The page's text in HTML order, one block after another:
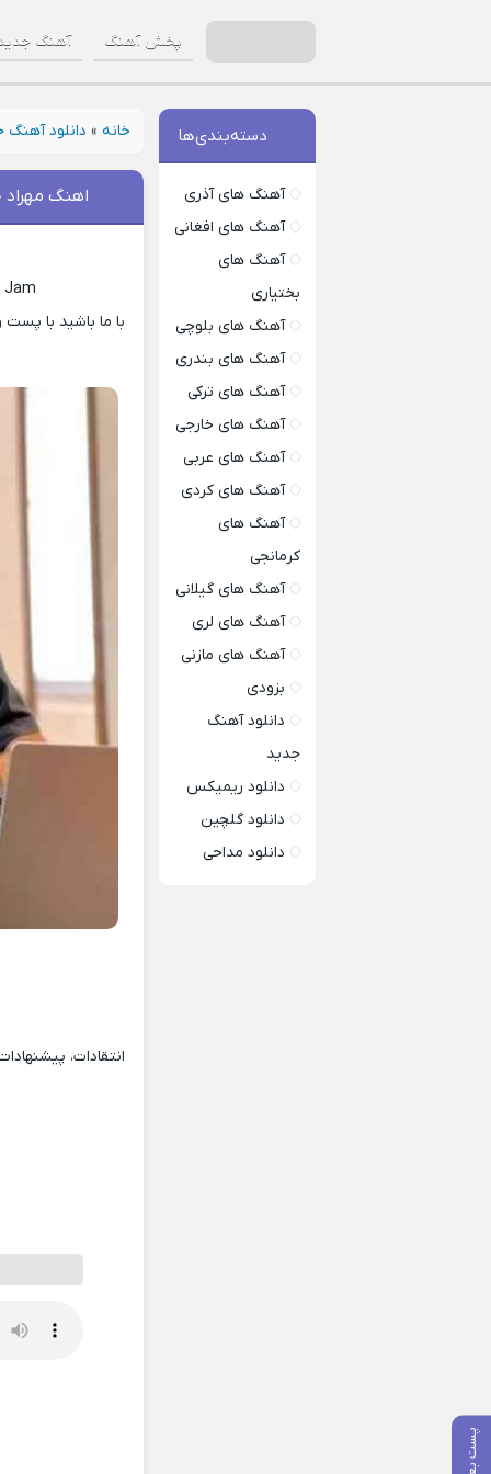
پخش آهنگ آهنگ
خانه » دانلود آهنگ
اهنگ
Jam
انتقادات،
دسته‌بندی‌ها
آهنگ های آذری
آهنگ های افغانی
آهنگ های
بختیاری
آهنگ های بلوچی
آهنگ های بندری
آهنگ های ترکی
آهنگ های خارجی
آهنگ های عربی
آهنگ های کردی
آهنگ های
کرمانجی
آهنگ های گیلانی
آهنگ های لری
آهنگ های مازنی
بزودی
دانلود آهنگ
جدید
دانلود ریمیکس
دانلود گلچین
دانلود مداحی